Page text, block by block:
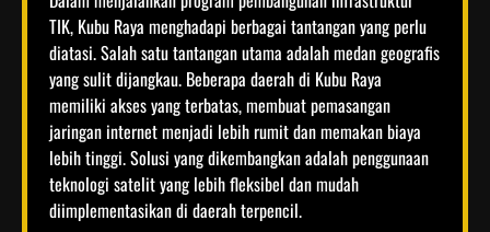
TIK, Kubu Raya menghadapi berbagai tantangan yang perlu
diatasi. Salah satu tantangan utama adalah medan geografis
yang sulit dijangkau. Beberapa daerah di Kubu Raya
memiliki akses yang terbatas, membuat pemasangan
jaringan internet menjadi lebih rumit dan memakan biaya
lebih tinggi. Solusi yang dikembangkan adalah penggunaan
teknologi satelit yang lebih fleksibel dan mudah
diimplementasikan di daerah terpencil.